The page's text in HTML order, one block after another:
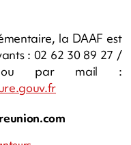
la DAAF est
: 02 62 30 89 27 /
par mail :